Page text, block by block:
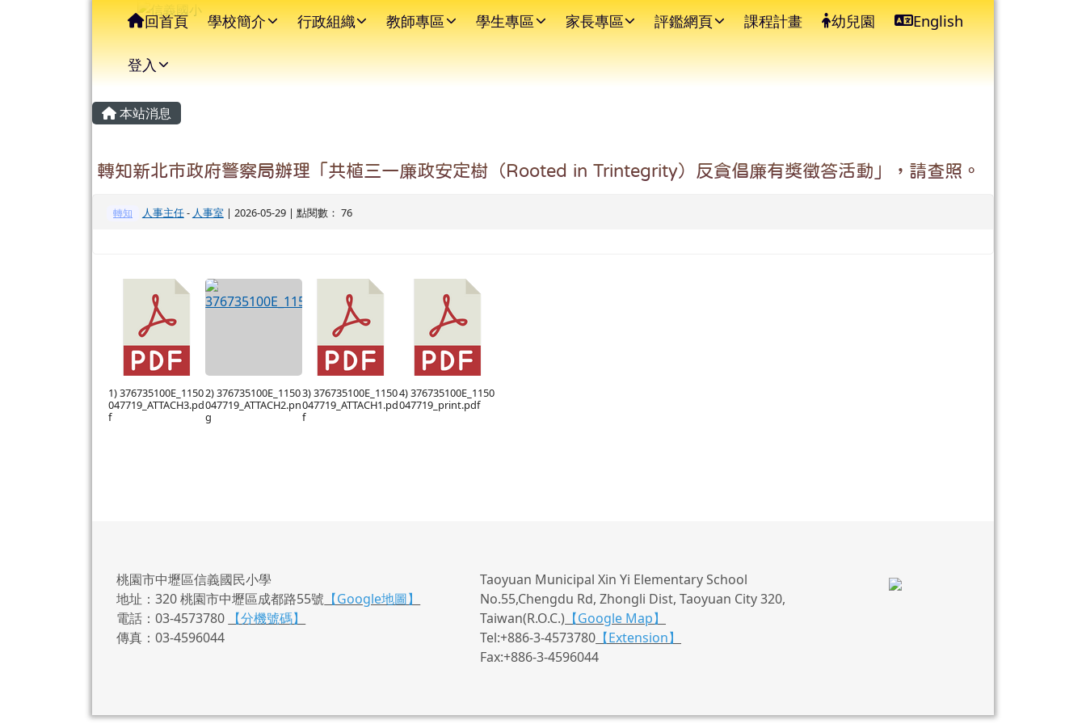
信義國小 ⏸
導覽列
回首頁 學校簡介 行政組織 教師專區 學生專區 家長專區 評鑑網頁 課程計畫 幼兒園 English
登入
主內容區域
本站消息
轉知新北市政府警察局辦理「共植三一廉政安定樹（Rooted in Trintegrity）反貪倡廉有獎徵答活動」，請查照。
轉知 人事主任- 人事室 | 2026-05-29 | 點閱數： 76
1) 376735100E_1150
047719_ATTACH3.pd
f
2) 376735100E_1150
047719_ATTACH2.pn
g
3) 376735100E_1150
047719_ATTACH1.pd
f
4) 376735100E_1150
047719_print.pdf
頁尾區域
桃園市中壢區信義國民小學
地址：320 桃園市中壢區成都路55號 【Google地圖】
電話：03-4573780
【分機號碼】
傳真：03-4596044
Taoyuan Municipal Xin Yi Elementary School
No.55,Chengdu Rd, Zhongli Dist, Taoyuan City 320,
Taiwan(R.O.C.) 【Google Map】
Tel:+886-3-4573780 【Extension】
Fax:+886-3-4596044